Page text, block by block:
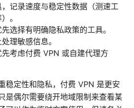
记录速度与稳定性数据（测速工
。
选择有明确隐私政策的工具。
理敏感信息。
考虑付费 VPN 或自建代理方
稳定性和隐私，付费 VPN 是更安
是偶尔需要绕开地域限制来查看某